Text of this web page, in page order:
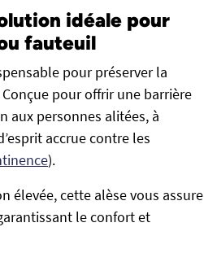
idéale pour
fauteuil
pour préserver la
pour offrir une barrière
aux personnes alitées, à
accrue contre les
).
élevée, cette alèse vous assure
le confort et